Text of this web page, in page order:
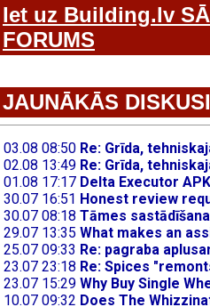
Iet uz Building.lv
FORUMS
JAUNĀKĀS